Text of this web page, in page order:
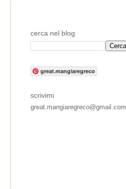
cerca nel blog
great.mangiaregreco
scrivimi
great.mangiaregreco@gmail.com